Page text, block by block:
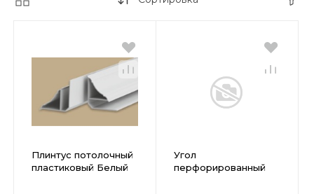
Плинтус потолочный
пластиковый Белый
Угол
перфорированный